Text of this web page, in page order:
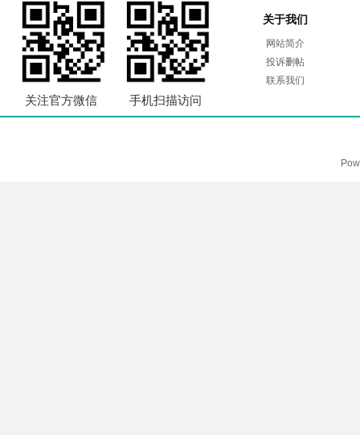
关注官方微信 手机扫描访问
关于我们
网站简介
投诉删帖
联系我们